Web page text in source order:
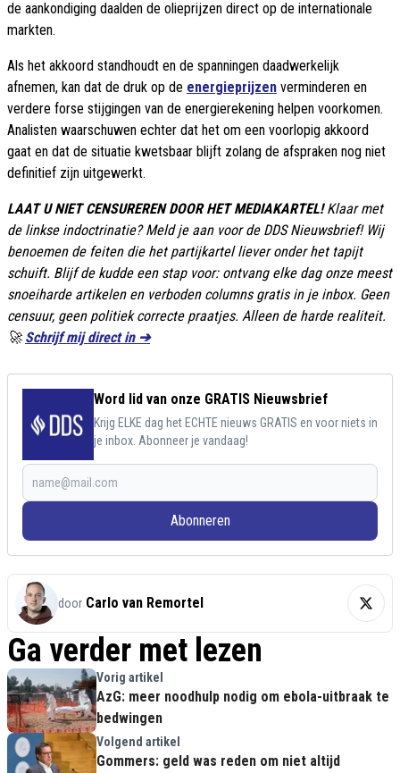
de aankondiging daalden de olieprijzen direct op de internationale
markten.
Als het akkoord standhoudt en de spanningen daadwerkelijk
afnemen, kan dat de druk op de energieprijzen verminderen en
verdere forse stijgingen van de energierekening helpen voorkomen.
Analisten waarschuwen echter dat het om een voorlopig akkoord
gaat en dat de situatie kwetsbaar blijft zolang de afspraken nog niet
definitief zijn uitgewerkt.
LAAT U NIET CENSUREREN DOOR HET MEDIAKARTEL! Klaar met
de linkse indoctrinatie? Meld je aan voor de DDS Nieuwsbrief! Wij
benoemen de feiten die het partijkartel liever onder het tapijt
schuift. Blijf de kudde een stap voor: ontvang elke dag onze meest
snoeiharde artikelen en verboden columns gratis in je inbox. Geen
censuur, geen politiek correcte praatjes. Alleen de harde realiteit.
🚀 Schrijf mij direct in ➔
Word lid van onze GRATIS Nieuwsbrief
Krijg ELKE dag het ECHTE nieuws GRATIS en voor niets in
je inbox. Abonneer je vandaag!
Abonneren
door Carlo van Remortel
Ga verder met lezen
Vorig artikel
AzG: meer noodhulp nodig om ebola-uitbraak te
bedwingen
Volgend artikel
Gommers: geld was reden om niet altijd